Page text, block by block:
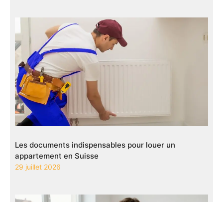
Les documents indispensables pour louer un
appartement en Suisse
29 juillet 2026